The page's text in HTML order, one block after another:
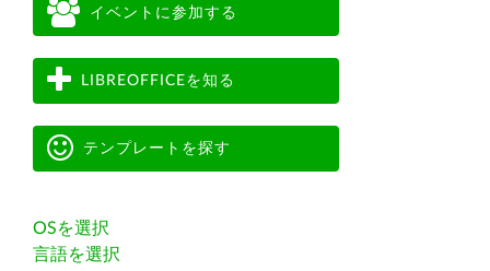
イベントに参加する
LIBREOFFICEを知る
テンプレートを探す
OSを選択
言語を選択